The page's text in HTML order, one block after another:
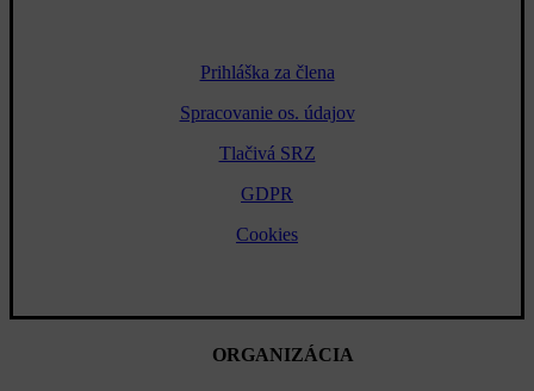
Prihláška za člena
Spracovanie os. údajov
Tlačivá SRZ
GDPR
Cookies
ORGANIZÁCIA